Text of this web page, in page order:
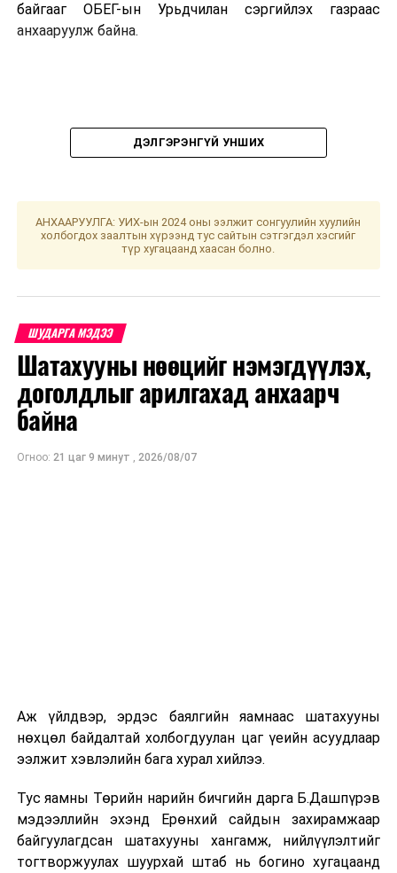
байгааг ОБЕГ-ын Урьдчилан сэргийлэх газраас
анхааруулж байна.
УНШСАН: 1737
болжээ
ӨМНӨХ МЭДЭЭ
УИХ-ын 2024 оны Хаврын ээлжит чуулган өнөөдөр
нээлтээ хийнэ
ДЭЛГЭРЭНГҮЙ УНШИХ
АНХААРУУЛГА: УИХ-ын 2024 оны ээлжит сонгуулийн хуулийн
холбогдох заалтын хүрээнд тус сайтын сэтгэгдэл хэсгийг
түр хугацаанд хаасан болно.
ШУДАРГА МЭДЭЭ
Шатахууны нөөцийг нэмэгдүүлэх,
доголдлыг арилгахад анхаарч
байна
Огноо: 21 цаг 9 минут , 2026/08/07
Аж үйлдвэр, эрдэс баялгийн яамнаас шатахууны
нөхцөл байдалтай холбогдуулан цаг үеийн асуудлаар
ээлжит хэвлэлийн бага хурал хийлээ.
Тус яамны Төрийн нарийн бичгийн дарга Б.Дашпүрэв
мэдээллийн эхэнд Ерөнхий сайдын захирамжаар
байгуулагдсан шатахууны хангамж, нийлүүлэлтийг
тогтворжуулах шуурхай штаб нь богино хугацаанд